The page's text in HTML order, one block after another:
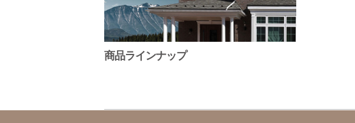
商品ラインナップ